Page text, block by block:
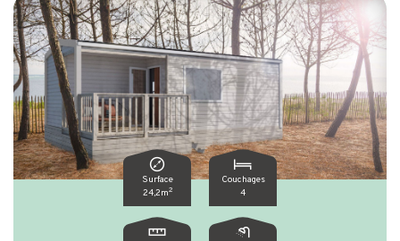
Surface
24,2m2
Couchages
4